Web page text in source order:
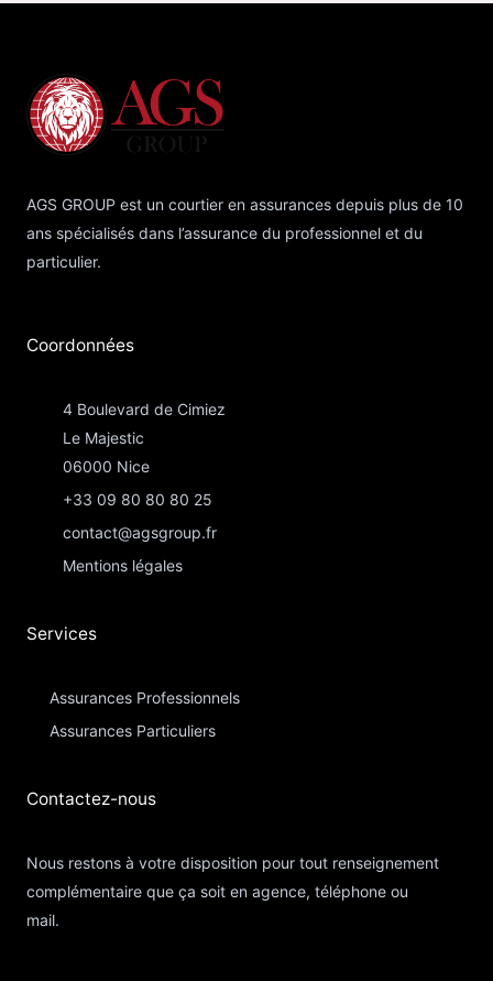
AGS GROUP est un courtier en assurances depuis plus de 10
ans spécialisés dans l’assurance du professionnel et du
particulier.
Coordonnées​
4 Boulevard de Cimiez
Le Majestic
06000 Nice
+33 09 80 80 80 25
contact@agsgroup.fr
Mentions légales
Services
Assurances Professionnels
Assurances Particuliers​
Contactez-nous​
Nous restons à votre disposition pour tout renseignement
complémentaire que ça soit en agence, téléphone ou
mail.